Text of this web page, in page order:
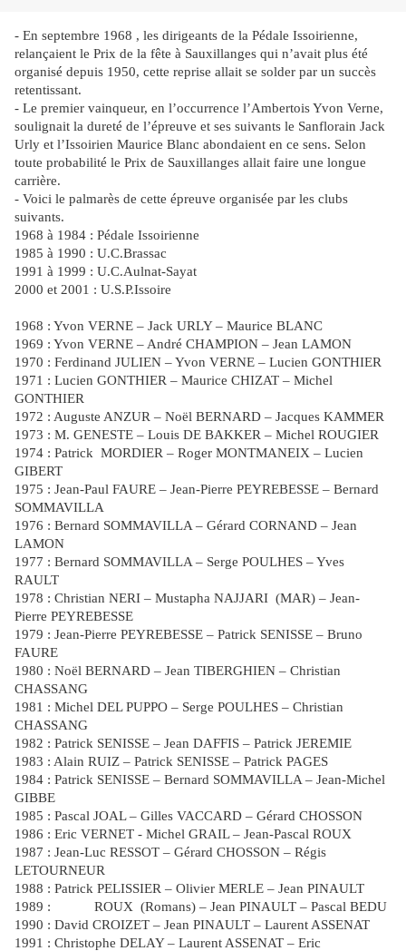
- En septembre 1968 , les dirigeants de la Pédale Issoirienne,
relançaient le Prix de la fête à Sauxillanges qui n’avait plus été
organisé depuis 1950, cette reprise allait se solder par un succès
retentissant.
- Le premier vainqueur, en l’occurrence l’Ambertois Yvon Verne,
soulignait la dureté de l’épreuve et ses suivants le Sanflorain Jack
Urly et l’Issoirien Maurice Blanc abondaient en ce sens. Selon
toute probabilité le Prix de Sauxillanges allait faire une longue
carrière.
- Voici le palmarès de cette épreuve organisée par les clubs
suivants.
1968 à 1984 : Pédale Issoirienne
1985 à 1990 : U.C.Brassac
1991 à 1999 : U.C.Aulnat-Sayat
2000 et 2001 : U.S.P.Issoire
1968 : Yvon VERNE – Jack URLY – Maurice BLANC
1969 : Yvon VERNE – André CHAMPION – Jean LAMON
1970 : Ferdinand JULIEN – Yvon VERNE – Lucien GONTHIER
1971 : Lucien GONTHIER – Maurice CHIZAT – Michel
GONTHIER
1972 : Auguste ANZUR – Noël BERNARD – Jacques KAMMER
1973 : M. GENESTE – Louis DE BAKKER – Michel ROUGIER
1974 : Patrick MORDIER – Roger MONTMANEIX – Lucien
GIBERT
1975 : Jean-Paul FAURE – Jean-Pierre PEYREBESSE – Bernard
SOMMAVILLA
1976 : Bernard SOMMAVILLA – Gérard CORNAND – Jean
LAMON
1977 : Bernard SOMMAVILLA – Serge POULHES – Yves
RAULT
1978 : Christian NERI – Mustapha NAJJARI (MAR) – Jean-
Pierre PEYREBESSE
1979 : Jean-Pierre PEYREBESSE – Patrick SENISSE – Bruno
FAURE
1980 : Noël BERNARD – Jean TIBERGHIEN – Christian
CHASSANG
1981 : Michel DEL PUPPO – Serge POULHES – Christian
CHASSANG
1982 : Patrick SENISSE – Jean DAFFIS – Patrick JEREMIE
1983 : Alain RUIZ – Patrick SENISSE – Patrick PAGES
1984 : Patrick SENISSE – Bernard SOMMAVILLA – Jean-Michel
GIBBE
1985 : Pascal JOAL – Gilles VACCARD – Gérard CHOSSON
1986 : Eric VERNET - Michel GRAIL – Jean-Pascal ROUX
1987 : Jean-Luc RESSOT – Gérard CHOSSON – Régis
LETOURNEUR
1988 : Patrick PELISSIER – Olivier MERLE – Jean PINAULT
1989 :
ROUX (Romans) – Jean PINAULT – Pascal BEDU
1990 : David CROIZET – Jean PINAULT – Laurent ASSENAT
1991 : Christophe DELAY – Laurent ASSENAT – Eric